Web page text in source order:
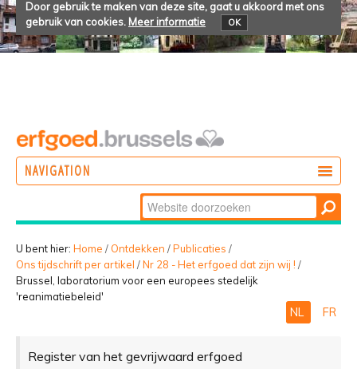
Door gebruik te maken van deze site, gaat u akkoord met ons
gebruik van cookies. Meer informatie OK
NAVIGATION
BELEVEN
Zoek
Geavanceerd
zoeken...
U bent hier: Home / Ontdekken /Publicaties /
Ons tijdschrift per artikel /Nr 28 - Het erfgoed dat zijn wij ! /
Brussel, laboratorium voor een europees stedelijk
'reanimatiebeleid'
NL FR
Register van het gevrijwaard erfgoed